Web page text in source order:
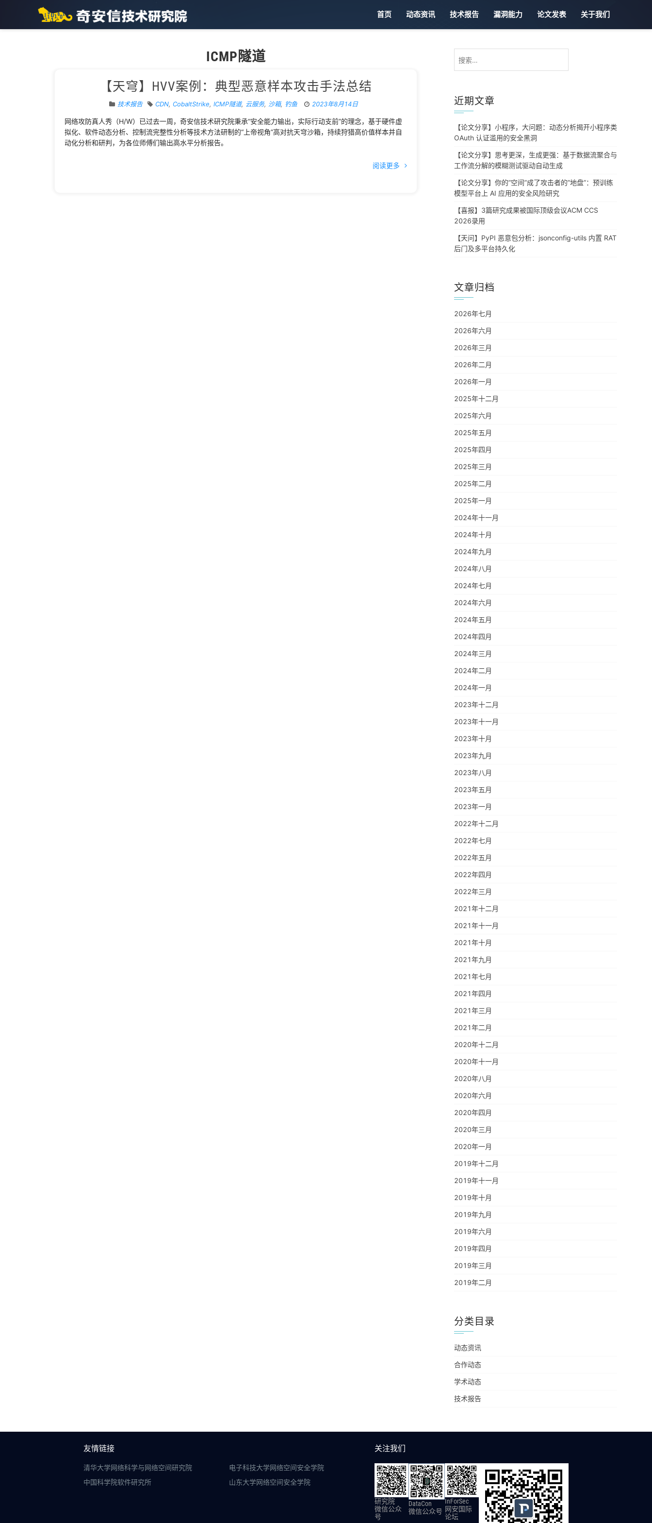
首页 动态资讯 技术报告 漏洞能力 论文发表 关于我们
ICMP隧道
【天穹】HVV案例：典型恶意样本攻击手法总结
技术报告 CDN, CobaltStrike, ICMP隧道, 云服务, 沙箱, 钓鱼 2023年8月14日
网络攻防真人秀（H/W）已过去一周，奇安信技术研究院秉承“安全能力输出，实际行动支前”的理念，基于硬件虚
拟化、软件动态分析、控制流完整性分析等技术方法研制的“上帝视角”高对抗天穹沙箱，持续狩猎高价值样本并自
动化分析和研判，为各位师傅们输出高水平分析报告。
阅读更多
索：
近期文章
【论文分享】小程序，大问题：动态分析揭开小程序类
OAuth 认证滥用的安全黑洞
【论文分享】思考更深，生成更强：基于数据流聚合与
工作流分解的模糊测试驱动自动生成
【论文分享】你的”空间”成了攻击者的”地盘”：预训练
模型平台上 AI 应用的安全风险研究
【喜报】3篇研究成果被国际顶级会议ACM CCS
2026录用
【天问】PyPI 恶意包分析：jsonconfig-utils 内置 RAT
后门及多平台持久化
文章归档
2026年七月
2026年六月
2026年三月
2026年二月
2026年一月
2025年十二月
2025年六月
2025年五月
2025年四月
2025年三月
2025年二月
2025年一月
2024年十一月
2024年十月
2024年九月
2024年八月
2024年七月
2024年六月
2024年五月
2024年四月
2024年三月
2024年二月
2024年一月
2023年十二月
2023年十一月
2023年十月
2023年九月
2023年八月
2023年五月
2023年一月
2022年十二月
2022年七月
2022年五月
2022年四月
2022年三月
2021年十二月
2021年十一月
2021年十月
2021年九月
2021年七月
2021年四月
2021年三月
2021年二月
2020年十二月
2020年十一月
2020年八月
2020年六月
2020年四月
2020年三月
2020年一月
2019年十二月
2019年十一月
2019年十月
2019年九月
2019年六月
2019年四月
2019年三月
2019年二月
分类目录
动态资讯
合作动态
学术动态
技术报告
友情链接
清华大学网络科学与网络空间研究院
电子科技大学网络空间安全学院
中国科学院软件研究所
山东大学网络空间安全学院
关注我们
研究院
微信公众
号
DataCon
微信公众号
InForSec
网安国际
论坛